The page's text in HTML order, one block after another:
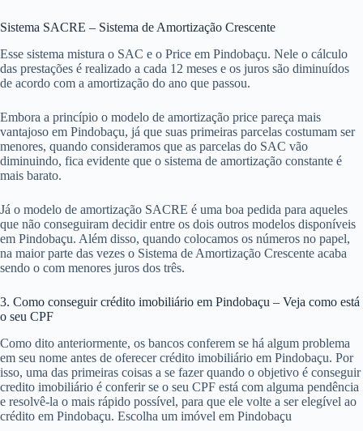
Sistema SACRE – Sistema de Amortização Crescente
Esse sistema mistura o SAC e o Price em Pindobaçu. Nele o cálculo
das prestações é realizado a cada 12 meses e os juros são diminuídos
de acordo com a amortização do ano que passou.
Embora a princípio o modelo de amortização price pareça mais
vantajoso em Pindobaçu, já que suas primeiras parcelas costumam ser
menores, quando consideramos que as parcelas do SAC vão
diminuindo, fica evidente que o sistema de amortização constante é
mais barato.
Já o modelo de amortização SACRE é uma boa pedida para aqueles
que não conseguiram decidir entre os dois outros modelos disponíveis
em Pindobaçu. Além disso, quando colocamos os números no papel,
na maior parte das vezes o Sistema de Amortização Crescente acaba
sendo o com menores juros dos três.
3. Como conseguir crédito imobiliário em Pindobaçu – Veja como está
o seu CPF
Como dito anteriormente, os bancos conferem se há algum problema
em seu nome antes de oferecer crédito imobiliário em Pindobaçu. Por
isso, uma das primeiras coisas a se fazer quando o objetivo é conseguir
credito imobiliário é conferir se o seu CPF está com alguma pendência
e resolvê-la o mais rápido possível, para que ele volte a ser elegível ao
crédito em Pindobaçu. Escolha um imóvel em Pindobaçu